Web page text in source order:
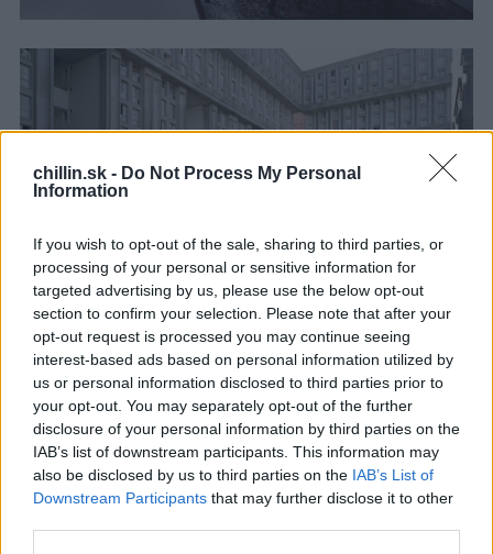
chillin.sk - Do Not Process My Personal
Information
If you wish to opt-out of the sale, sharing to third parties, or
processing of your personal or sensitive information for
targeted advertising by us, please use the below opt-out
section to confirm your selection. Please note that after your
opt-out request is processed you may continue seeing
interest-based ads based on personal information utilized by
us or personal information disclosed to third parties prior to
your opt-out. You may separately opt-out of the further
disclosure of your personal information by third parties on the
IAB’s list of downstream participants. This information may
also be disclosed by us to third parties on the IAB’s List of
Downstream Participants that may further disclose it to other